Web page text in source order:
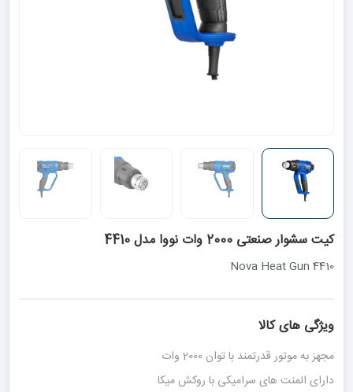
کیت سشوار صنعتی 2000 وات نووا مدل 4410
Nova Heat Gun 4410
ویژگی های کالا
مجهز به موتور قدرتمند با توان 2000 وات
دارای المنت های سرامیکی با روکش میکا